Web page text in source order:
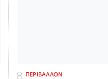
ΠΕΡΙΒΑΛΛΟΝ